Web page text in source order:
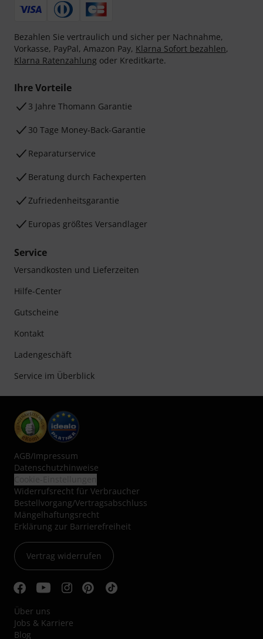
Bezahlen Sie vertraulich und sicher per Nachnahme,
Vorkasse, PayPal, Amazon Pay, Klarna Sofort bezahlen,
Klarna Ratenzahlung oder Kreditkarte.
Ihre Vorteile
3 Jahre Thomann Garantie
30 Tage Money-Back-Garantie
Reparaturservice
Beratung durch Fachexperten
Zufriedenheitsgarantie
Europas größtes Versandlager
Service
Versandkosten und Lieferzeiten
Hilfe-Center
Gutscheine
Kontakt
Ladengeschäft
Service im Überblick
AGB/Impressum
Datenschutzhinweise
Widerrufsrecht für Verbraucher
Bestellvorgang/Vertragsabschluss
Mängelhaftungsrecht
Erklärung zur Barrierefreiheit
Vertrag widerrufen
Über uns
Jobs & Karriere
Blog